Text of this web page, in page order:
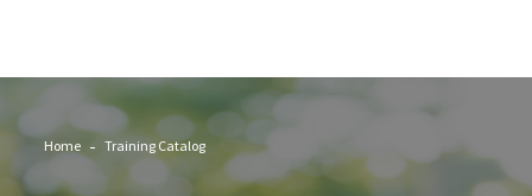
Home Training Catalog